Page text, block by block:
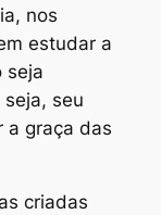
nos
estudar a
seja
seu
a graça das
criadas